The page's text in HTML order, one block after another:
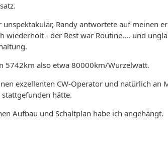
unspektakulär, Randy antwortete auf meinen
wiederholt - der Rest war Routine.... und
5742km also etwa 80000km/Wurzelwatt.
exzellenten CW-Operator und natürlich
stattgefunden hätte.
Aufbau und Schaltplan habe ich angehängt.